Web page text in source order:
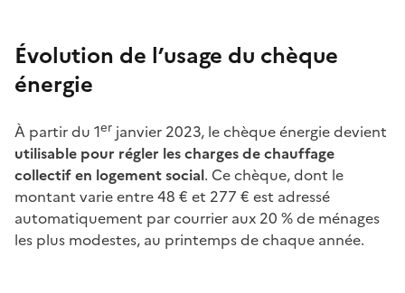
Évolution de l’usage du chèque
énergie
À partir du 1er janvier 2023, le chèque énergie devient
utilisable pour régler les charges de chauffage
collectif en logement social. Ce chèque, dont le
montant varie entre 48 € et 277 € est adressé
automatiquement par courrier aux 20 % de ménages
les plus modestes, au printemps de chaque année.